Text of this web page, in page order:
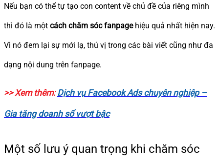
Nếu bạn có thể tự tạo con content về chủ đề của riêng mình
thì đó là một cách chăm sóc fanpagehiệu quả nhất hiện nay.
Vì nó đem lại sự mới lạ, thú vị trong các bài viết cũng như đa
dạng nội dung trên fanpage.
>> Xem thêm: Dịch vụ Facebook Ads chuyên nghiệp –
Gia tăng doanh số vượt bậc
Một số lưu ý quan trọng khi chăm sóc